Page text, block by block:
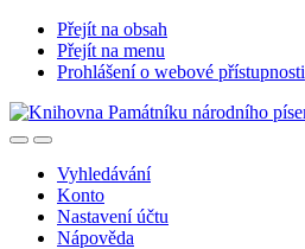
Přejít na obsah
Přejít na menu
Prohlášení o webové přístupnosti
Vyhledávání
Konto
Nastavení účtu
Nápověda